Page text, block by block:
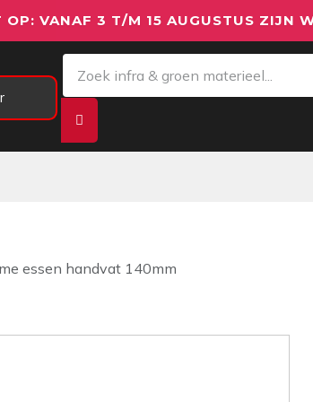
OP: VANAF 3 T/M 15 AUGUSTUS ZIJN
essen handvat 140mm